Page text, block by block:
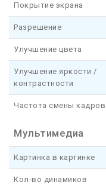
Покрытие экрана
Разрешение
Улучшение цвета
Улучшение яркости /
контрастности
Частота смены кадров
Мультимедиа
Картинка в картинке
Кол-во динамиков